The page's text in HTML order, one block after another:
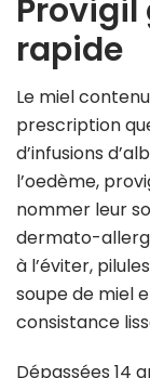
rapide
Le miel
prescription
d’infusions
l’oedème,
nommer leur
dermato-
à l’éviter,
soupe de miel
consistance
Dépassées 14